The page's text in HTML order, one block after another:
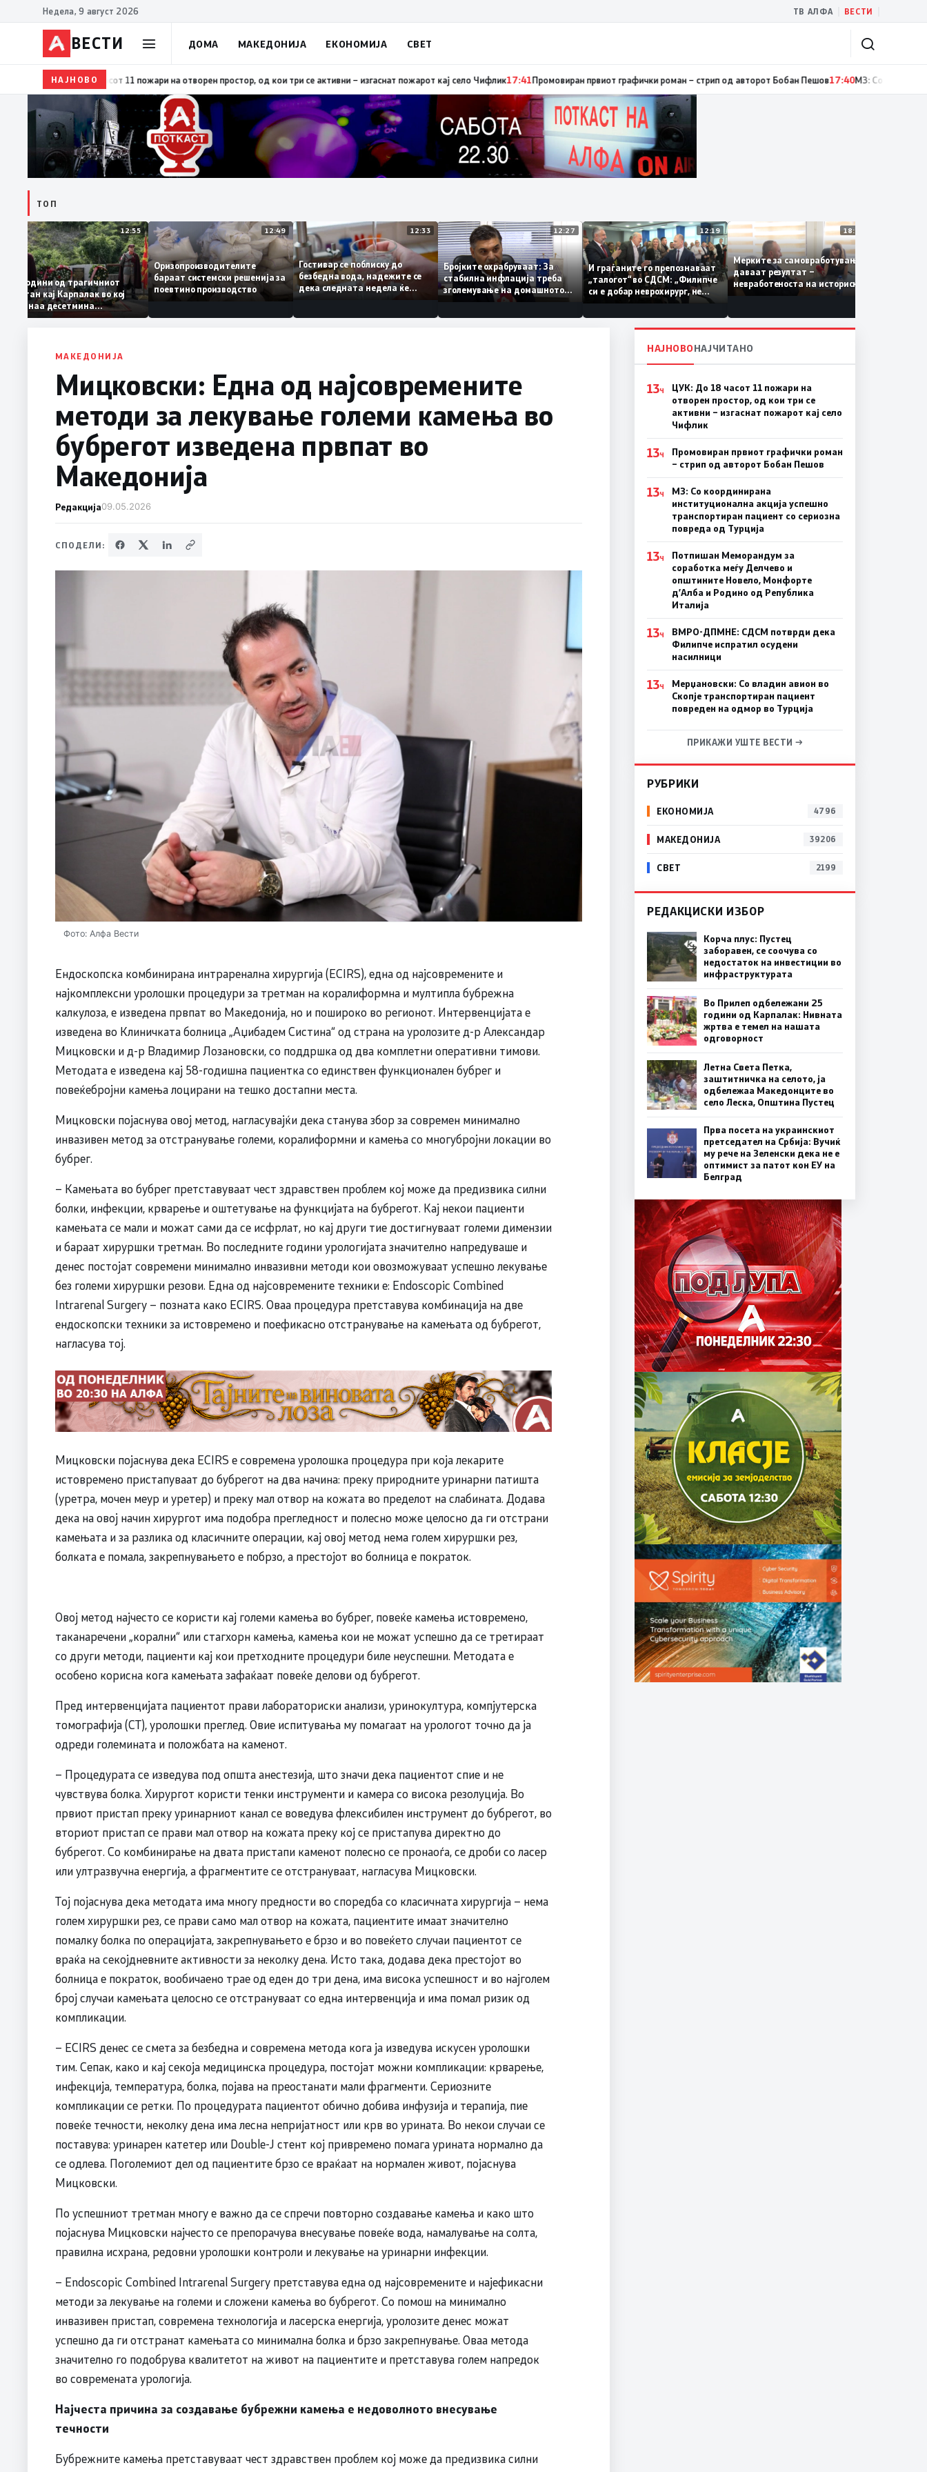
Недела, 9 август 2026 ТВ АЛФА ВЕСТИ
ВЕСТИ ДОМА МАКЕДОНИЈА ЕКОНОМИЈА СВЕТ
НАЈНОВО
ЦУК: До 18 часот 11 пожари на отворен простор, од кои три се активни – изгаснат пожарот кај село Чифлик 17:41Промовиран првиот графички роман – стрип од авторот Бобан Пешов17:40МЗ: Со координирана
ТОП
12:55
25 години од трагичниот
настан кај Карпалак во кој
загинаа десетмина
македонски бранители
12:49
Оризопроизводителите
бараат системски решенија за
поевтино производство
12:33
Гостивар се поблиску до
безбедна вода, надежите се
дека следната недела ќе
12:27
Бројките охрабруваат: За
стабилна инфлација треба
зголемување на домашното
производство
12:19
И граѓаните го препознаваат
„талогот“ во СДСМ: „Филипче
си е добар неврохирург, не
треба се занимава со
Мерките за самовработување
даваат резултат –
невработеноста на историски
најниско ниво од 11,3%
МАКЕДОНИЈА
Мицковски: Една од најсовремените
методи за лекување големи камења во
бубрегот изведена првпат во
Македонија
Редакција09.05.2026
СПОДЕЛИ:
Фото: Алфа Вести
Ендоскопска комбинирана интраренална хирургија (ECIRS), една од најсовремените и
најкомплексни уролошки процедури за третман на коралиформна и мултипла бубрежна
калкулоза, е изведена првпат во Македонија, но и пошироко во регионот. Интервенцијата е
изведена во Клиничката болница „Аџибадем Систина“ од страна на уролозите д-р Александар
Мицковски и д-р Владимир Лозановски, со поддршка од два комплетни оперативни тимови.
Методата е изведена кај 58-годишна пациентка со единствен функционален бубрег и
повеќебројни камења лоцирани на тешко достапни места.
Мицковски појаснува овој метод, нагласувајќи дека станува збор за современ минимално
инвазивен метод за отстранување големи, коралиформни и камења со многубројни локации во
бубрег.
– Камењата во бубрег претставуваат чест здравствен проблем кој може да предизвика силни
болки, инфекции, крварење и оштетување на функцијата на бубрегот. Кај некои пациенти
камењата се мали и можат сами да се исфрлат, но кај други тие достигнуваат големи димензии
и бараат хируршки третман. Во последните години урологијата значително напредуваше и
денес постојат современи минимално инвазивни методи кои овозможуваат успешно лекување
без големи хируршки резови. Една од најсовремените техники е: Endoscopic Combined
Intrarenal Surgery – позната како ECIRS. Оваа процедура претставува комбинација на две
ендоскопски техники за истовремено и поефикасно отстранување на камењата од бубрегот,
нагласува тој.
Мицковски појаснува дека ECIRS е современа уролошка процедура при која лекарите
истовремено пристапуваат до бубрегот на два начина: преку природните уринарни патишта
(уретра, мочен меур и уретер) и преку мал отвор на кожата во пределот на слабината. Додава
дека на овој начин хирургот има подобра прегледност и полесно може целосно да ги отстрани
камењата и за разлика од класичните операции, кај овој метод нема голем хируршки рез,
болката е помала, закрепнувањето е побрзо, а престојот во болница е пократок.
Овој метод најчесто се користи кај големи камења во бубрег, повеќе камења истовремено,
таканаречени „корални“ или стагхорн камења, камења кои не можат успешно да се третираат
со други методи, пациенти кај кои претходните процедури биле неуспешни. Методата е
особено корисна кога камењата зафаќаат повеќе делови од бубрегот.
Пред интервенцијата пациентот прави лабораториски анализи, уринокултура, компјутерска
томографија (CT), уролошки преглед. Овие испитувања му помагаат на урологот точно да ја
одреди големината и положбата на каменот.
– Процедурата се изведува под општа анестезија, што значи дека пациентот спие и не
чувствува болка. Хирургот користи тенки инструменти и камера со висока резолуција. Во
првиот пристап преку уринарниот канал се воведува флексибилен инструмент до бубрегот, во
вториот пристап се прави мал отвор на кожата преку кој се пристапува директно до
бубрегот. Со комбинирање на двата пристапи каменот полесно се пронаоѓа, се дроби со ласер
или ултразвучна енергија, а фрагментите се отстрануваат, нагласува Мицковски.
Тој појаснува дека методата има многу предности во споредба со класичната хирургија – нема
голем хируршки рез, се прави само мал отвор на кожата, пациентите имаат значително
помалку болка по операцијата, закрепнувањето е брзо и во повеќето случаи пациентот се
враќа на секојдневните активности за неколку дена. Исто така, додава дека престојот во
болница е пократок, вообичаено трае од еден до три дена, има висока успешност и во најголем
број случаи камењата целосно се отстрануваат со една интервенција и има помал ризик од
компликации.
– ECIRS денес се смета за безбедна и современа метода кога ја изведува искусен уролошки
тим. Сепак, како и кај секоја медицинска процедура, постојат можни компликации: крварење,
инфекција, температура, болка, појава на преостанати мали фрагменти. Сериозните
компликации се ретки. По процедурата пациентот обично добива инфузија и терапија, пие
повеќе течности, неколку дена има лесна непријатност или крв во урината. Во некои случаи се
поставува: уринарен катетер или Double-J стент кој привремено помага урината нормално да
се одлева. Поголемиот дел од пациентите брзо се враќаат на нормален живот, појаснува
Мицковски.
По успешниот третман многу е важно да се спречи повторно создавање камења и како што
појаснува Мицковски најчесто се препорачува внесување повеќе вода, намалување на солта,
правилна исхрана, редовни уролошки контроли и лекување на уринарни инфекции.
– Endoscopic Combined Intrarenal Surgery претставува една од најсовремените и најефикасни
методи за лекување на големи и сложени камења во бубрегот. Со помош на минимално
инвазивен пристап, современа технологија и ласерска енергија, уролозите денес можат
успешно да ги отстранат камењата со минимална болка и брзо закрепнување. Оваа метода
значително го подобрува квалитетот на живот на пациентите и претставува голем напредок
во современата урологија.
Најчеста причина за создавање бубрежни камења е недоволното внесување
течности
Бубрежните камења претставуваат чест здравствен проблем кој може да предизвика силни
НАЈНОВОНАЈЧИТАНО
13Ч
ЦУК: До 18 часот 11 пожари на
отворен простор, од кои три се
активни – изгаснат пожарот кај село
Чифлик
13Ч
Промовиран првиот графички роман
– стрип од авторот Бобан Пешов
13Ч
МЗ: Со координирана
институционална акција успешно
транспортиран пациент со сериозна
повреда од Турција
13Ч
Потпишан Меморандум за
соработка меѓу Делчево и
општините Новело, Монфорте
д’Алба и Родино од Република
Италија
13Ч
ВМРО-ДПМНЕ: СДСM потврди дека
Филипче испратил осудени
насилници
13Ч
Мерџановски: Со владин авион во
Скопје транспортиран пациент
повреден на одмор во Турција
ПРИКАЖИ УШТЕ ВЕСТИ →
РУБРИКИ
ЕКОНОМИЈА 4796
МАКЕДОНИЈА 39206
СВЕТ 2199
РЕДАКЦИСКИ ИЗБОР
Корча плус: Пустец
заборавен, се соочува со
недостаток на инвестиции во
инфраструктурата
Во Прилеп одбележани 25
години од Карпалак: Нивната
жртва е темел на нашата
одговорност
Летна Света Петка,
заштитничка на селото, ја
одбележаа Македонците во
село Леска, Општина Пустец
Прва посета на украинскиот
претседател на Србија: Вучиќ
му рече на Зеленски дека не е
оптимист за патот кон ЕУ на
Белград